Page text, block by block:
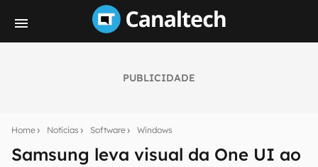
PUBLICIDADE
Home Notícias Software Windows
Samsung leva visual da One UI ao
notícias e reviews sobre tecnologia em primeira